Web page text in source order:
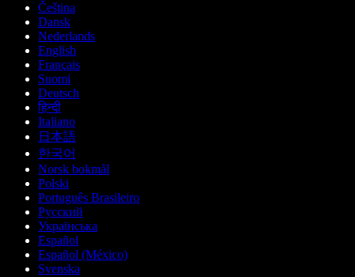
Čeština
Dansk
Nederlands
English
Français
Suomi
Deutsch
हिन्दी
Italiano
日本語
한국어
Norsk bokmål
Polski
Português Brasileiro
Русский
Українська
Español
Español (México)
Svenska